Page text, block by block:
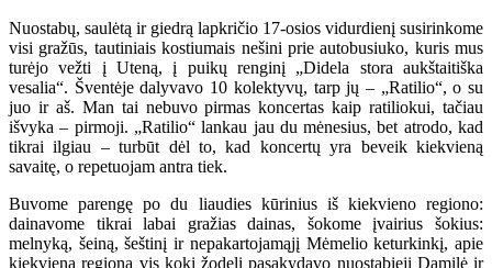
Nuostabų, saulėtą ir giedrą lapkričio 17-osios vidurdienį susirinkome
visi gražūs, tautiniais kostiumais nešini prie autobusiuko, kuris mus
turėjo vežti į Uteną, į puikų renginį „Didela stora aukštaitiška
vesalia“. Šventėje dalyvavo 10 kolektyvų, tarp jų – „Ratilio“, o su
juo ir aš. Man tai nebuvo pirmas koncertas kaip ratiliokui, tačiau
išvyka – pirmoji. „Ratilio“ lankau jau du mėnesius, bet atrodo, kad
tikrai ilgiau – turbūt dėl to, kad koncertų yra beveik kiekvieną
savaitę, o repetuojam antra tiek.
Buvome parengę po du liaudies kūrinius iš kiekvieno regiono:
dainavome tikrai labai gražias dainas, šokome įvairius šokius:
melnyką, šeiną, šeštinį ir nepakartojamąjį Mėmelio keturkinkį, apie
kiekvieną regioną vis kokį žodelį pasakydavo nuostabieji Damilė ir